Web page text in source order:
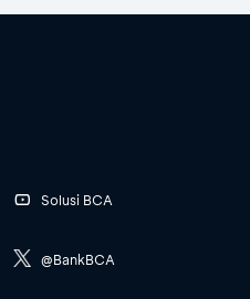
Solusi BCA
@BankBCA